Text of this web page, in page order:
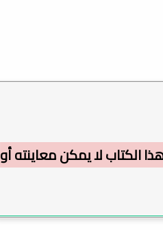
الكتاب لا يمكن معاينته أو